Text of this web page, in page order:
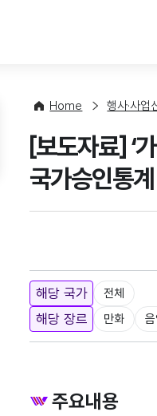
Home 행사·사업
[보도자료] ‘
국가승인통
해당 국가 전체
해당 장르 만화
주요내용